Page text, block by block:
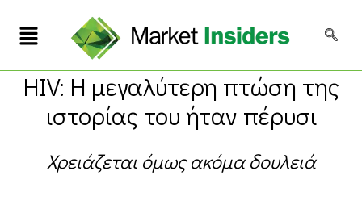
HIV: Η μεγαλύτερη πτώση της
ιστορίας του ήταν πέρυσι
Χρειάζεται όμως ακόμα δουλειά